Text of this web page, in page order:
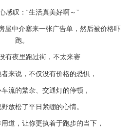
感叹：“生活真美好啊～”
屋中介塞来一张广告单，然后被价格吓
跑。
来说，不仅没有价格的恐惧，
流的繁杂、交通灯的停顿，
放松了平日紧绷的心情。
道，让你更执着于跑步的当下，